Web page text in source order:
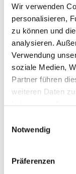
Wir verwenden
personalisieren,
zu können und
analysieren.
Verwendung
soziale Medien,
Partner führen
weiteren Daten
Notwendig
Präferenzen
Anstehende
Datum
wählen.
Vorherige